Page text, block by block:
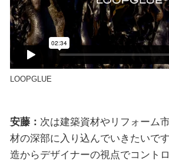
LOOPGLUE
安藤： 次は建築資材やリフォーム
材の深部に入り込んでいきたいで
造からデザイナーの視点でコント